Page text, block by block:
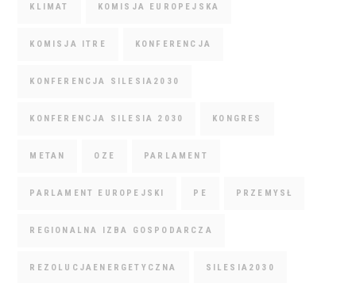
KLIMAT KOMISJA EUROPEJSKA
KOMISJA ITRE KONFERENCJA
KONFERENCJA SILESIA2030
KONFERENCJA SILESIA 2030 KONGRES
METAN OZE PARLAMENT
PARLAMENT EUROPEJSKI PE PRZEMYSŁ
REGIONALNA IZBA GOSPODARCZA
REZOLUCJAENERGETYCZNA SILESIA2030